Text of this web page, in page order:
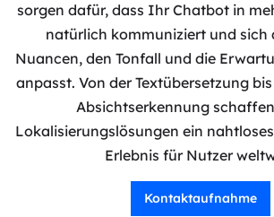
sorgen dafür, dass Ihr Chatbot in
natürlich kommuniziert und sich
Nuancen, den Tonfall und die
anpasst. Von der Textübersetzung
Absichtserkennung
Lokalisierungslösungen ein
Erlebnis für Nutzer
Kontaktaufnahme